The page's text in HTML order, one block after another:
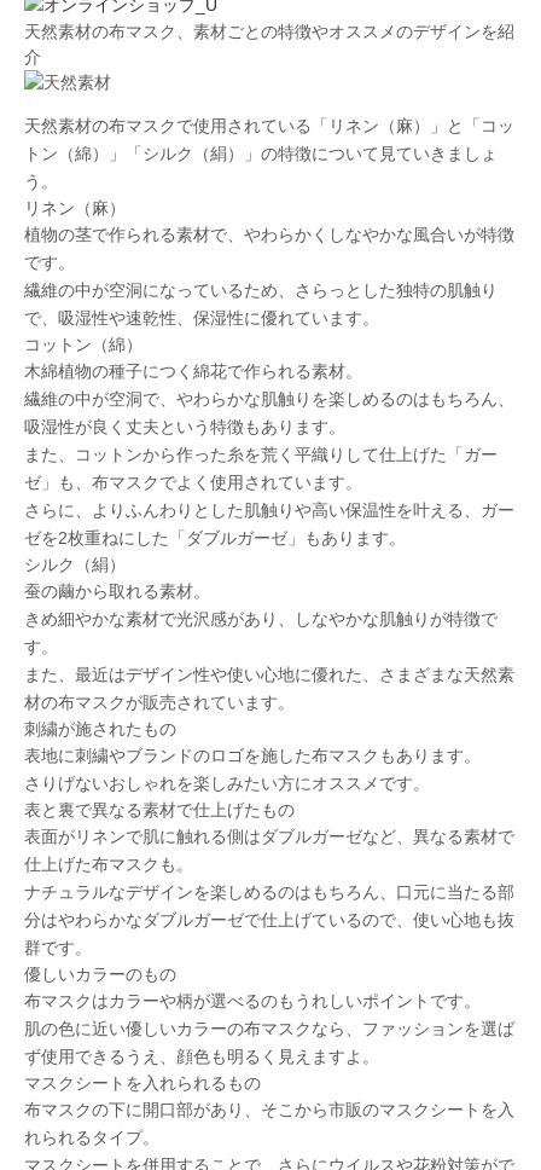
天然素材の布マスク、素材ごとの特徴やオススメのデザインを紹
介
天然素材の布マスクで使用されている「リネン（麻）」と「コッ
トン（綿）」「シルク（絹）」の特徴について見ていきましょ
う。
リネン（麻）
植物の茎で作られる素材で、やわらかくしなやかな風合いが特徴
です。
繊維の中が空洞になっているため、
さらっとした独特の肌触り
で、吸湿性や速乾性、保湿性に優れています。
コットン（綿）
木綿植物の種子につく綿花で作られる素材。
繊維の中が空洞で、やわらかな肌触りを楽しめるのはもちろん、
吸湿性が良く丈夫という特徴もあります。
また、コットンから作った糸を荒く平織りして仕上げた
「ガー
ゼ」
も、布マスクでよく使用されています。
さらに、よりふんわりとした肌触りや高い保温性を叶える、ガー
ゼを2枚重ねにした「ダブルガーゼ」もあります。
シルク（絹）
蚕の繭から取れる素材。
きめ細やかな素材で光沢感があり、
しなやかな肌触り が特徴で
す。
また、最近はデザイン性や使い心地に優れた、さまざまな天然素
材の布マスクが販売されています。
刺繍が施されたもの
表地に刺繍やブランドのロゴを施した布マスクもあります。
さりげないおしゃれを楽しみたい方にオススメです。
表と裏で異なる素材で仕上げたもの
表面がリネンで肌に触れる側はダブルガーゼなど、 異なる素材で
仕上げた布マスクも。
ナチュラルなデザインを楽しめるのはもちろん、口元に当たる部
分はやわらかなダブルガーゼで仕上げているので、使い心地も抜
群です。
優しいカラーのもの
布マスクはカラーや柄が選べるのもうれしいポイントです。
肌の色に近い優しいカラーの布マスクなら、ファッションを選ば
ず使用できるうえ、顔色も明るく見えますよ。
マスクシートを入れられるもの
布マスクの下に開口部があり、そこから市販のマスクシートを入
れられるタイプ。
マスクシートを併用することで、さらにウイルスや花粉対策がで